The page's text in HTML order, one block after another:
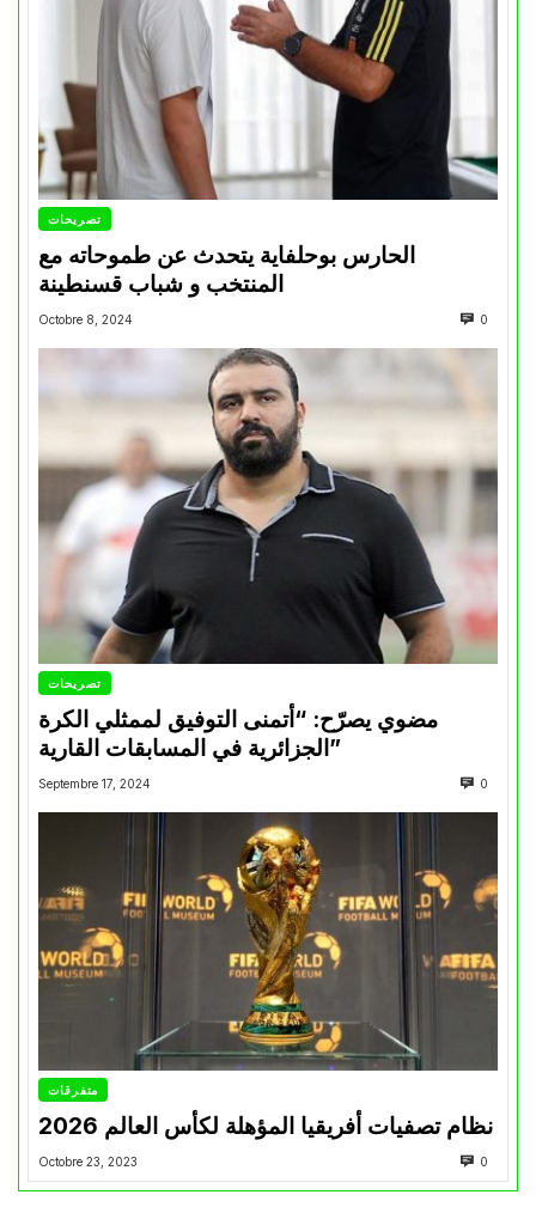
تصريحات
الحارس بوحلفاية يتحدث عن طموحاته مع
المنتخب و شباب قسنطينة
Octobre 8, 2024 0
تصريحات
مضوي يصرّح: “أتمنى التوفيق لممثلي الكرة
الجزائرية في المسابقات القارية”
Septembre 17, 2024 0
متفرقات
نظام تصفيات أفريقيا المؤهلة لكأس العالم 2026
Octobre 23, 2023 0